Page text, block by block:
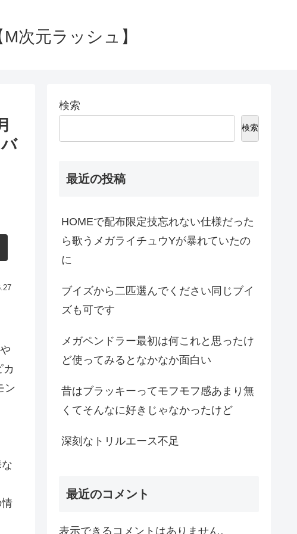
次元ラッシュ】
カ
ン
検索
検索
最近の投稿
HOMEで配布限定技忘れない仕様だった
ら歌うメガライチュウYが暴れていたの
に
ブイズから二匹選んでください同じブイ
ズも可です
メガペンドラー最初は何これと思ったけ
ど使ってみるとなかなか面白い
昔はブラッキーってモフモフ感あまり無
くてそんなに好きじゃなかったけど
深刻なトリルエース不足
最近のコメント
表示できるコメントはありません。